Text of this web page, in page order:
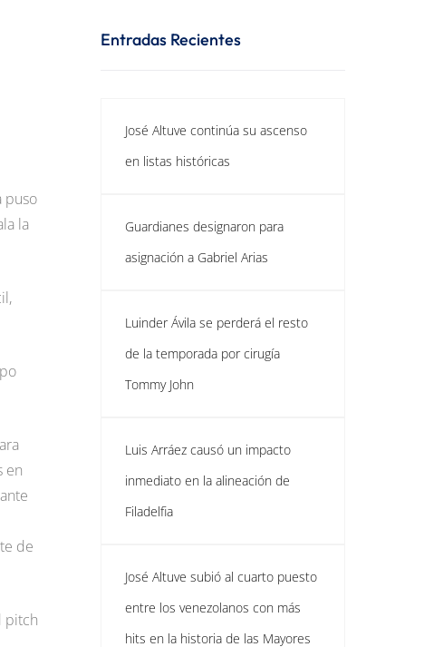
puso
la
en
de
pitch
Entradas Recientes
José Altuve continúa su ascenso
en listas históricas
Guardianes designaron para
asignación a Gabriel Arias
Luinder Ávila se perderá el resto
de la temporada por cirugía
Tommy John
Luis Arráez causó un impacto
inmediato en la alineación de
Filadelfia
José Altuve subió al cuarto puesto
entre los venezolanos con más
hits en la historia de las Mayores